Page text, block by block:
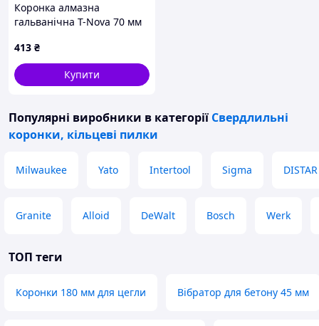
Коронка алмазна
гальванічна T-Nova 70 мм
та скла (під дриль/
шурупокрут) Код/Артикул
01TN60312368
413 ₴
Купити
Популярні виробники в категорії Свердлильні
коронки, кільцеві пилки
Milwaukee Yato Intertool Sigma DISTAR
Granite Alloid DeWalt Bosch Werk
ТОП теги
Коронки 180 мм для цегли Вібратор для бетону 45 мм